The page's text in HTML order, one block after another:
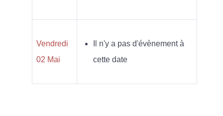
Vendredi
02 Mai
Il n'y a pas d'évènement à
cette date